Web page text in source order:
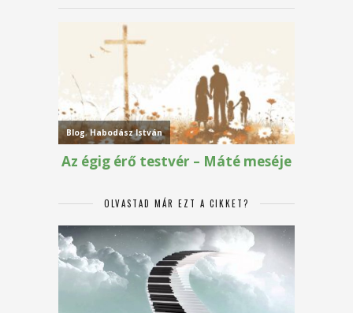
OLVASTAD MÁR EZT A CIKKET?